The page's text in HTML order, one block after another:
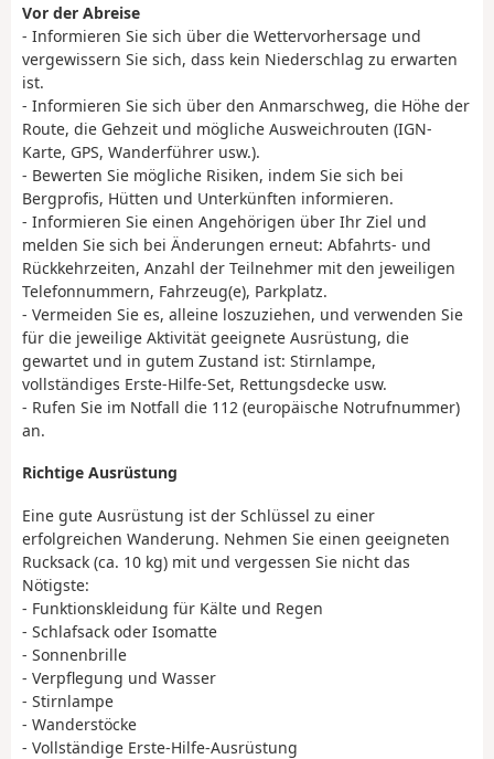
Vor der Abreise
- Informieren Sie sich über die Wettervorhersage und
vergewissern Sie sich, dass kein Niederschlag zu erwarten
ist.
- Informieren Sie sich über den Anmarschweg, die Höhe der
Route, die Gehzeit und mögliche Ausweichrouten (IGN-
Karte, GPS, Wanderführer usw.).
- Bewerten Sie mögliche Risiken, indem Sie sich bei
Bergprofis, Hütten und Unterkünften informieren.
- Informieren Sie einen Angehörigen über Ihr Ziel und
melden Sie sich bei Änderungen erneut: Abfahrts- und
Rückkehrzeiten, Anzahl der Teilnehmer mit den jeweiligen
Telefonnummern, Fahrzeug(e), Parkplatz.
- Vermeiden Sie es, alleine loszuziehen, und verwenden Sie
für die jeweilige Aktivität geeignete Ausrüstung, die
gewartet und in gutem Zustand ist: Stirnlampe,
vollständiges Erste-Hilfe-Set, Rettungsdecke usw.
- Rufen Sie im Notfall die 112 (europäische Notrufnummer)
an.
Richtige Ausrüstung
Eine gute Ausrüstung ist der Schlüssel zu einer
erfolgreichen Wanderung. Nehmen Sie einen geeigneten
Rucksack (ca. 10 kg) mit und vergessen Sie nicht das
Nötigste:
- Funktionskleidung für Kälte und Regen
- Schlafsack oder Isomatte
- Sonnenbrille
- Verpflegung und Wasser
- Stirnlampe
- Wanderstöcke
- Vollständige Erste-Hilfe-Ausrüstung